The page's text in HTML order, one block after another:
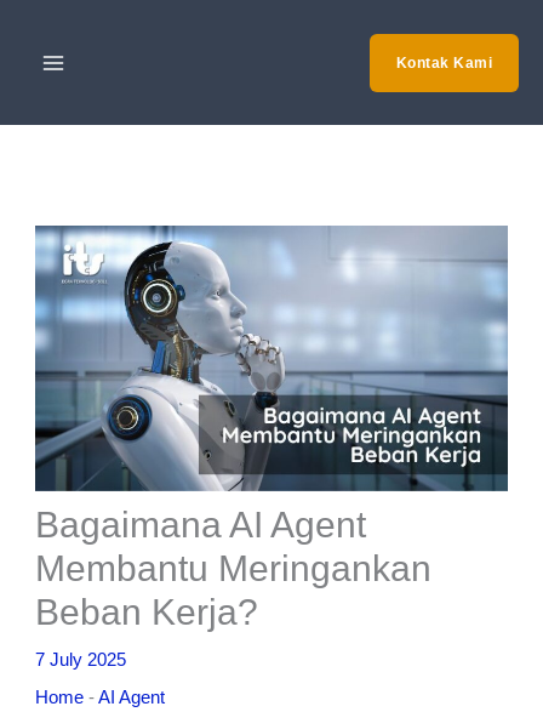
Kontak Kami
Bagaimana AI Agent
Membantu Meringankan
Beban Kerja?
7 July 2025
Home -AI Agent